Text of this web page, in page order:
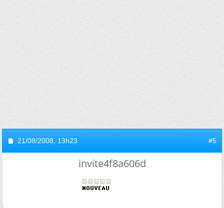
21/08/2008, 13h23 #5
invite4f8a606d